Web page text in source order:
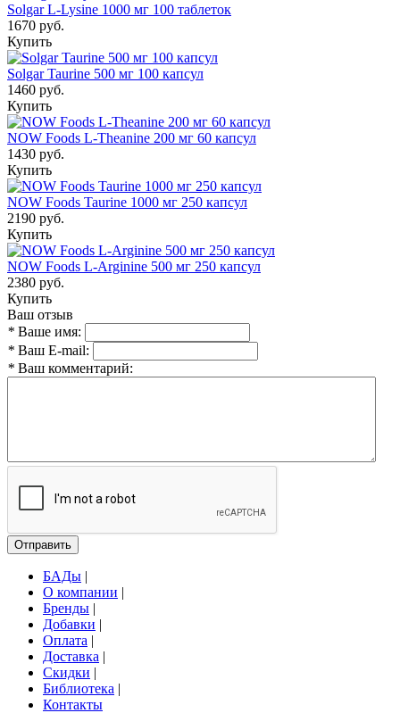
Solgar L-Lysine 1000 мг 100 таблеток
1670 руб.
Купить
Solgar Taurine 500 мг 100 капсул
1460 руб.
Купить
NOW Foods L-Theanine 200 мг 60 капсул
1430 руб.
Купить
NOW Foods Taurine 1000 мг 250 капсул
2190 руб.
Купить
NOW Foods L-Arginine 500 мг 250 капсул
2380 руб.
Купить
Ваш отзыв
* Ваше имя:
* Ваш E-mail:
* Ваш комментарий:
Отправить
БАДы |
О компании |
Бренды |
Добавки |
Оплата |
Доставка |
Скидки |
Библиотека |
Контакты